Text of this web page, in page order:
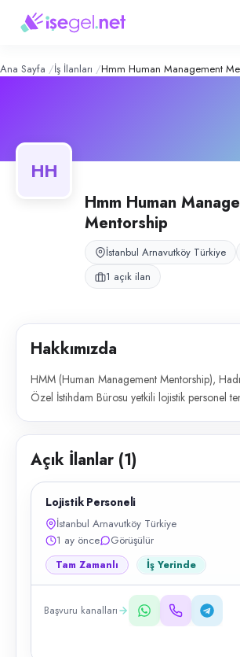
Human
Konum:
HMM (Human Management Mentorship),
Ana Sayfa İş İlanları Hmm Human Management
HH
Hmm Human
Mentorship
İstanbul Arnavutköy Türkiye
1 açık ilan
Hakkımızda
HMM (Human Management Mentorship),
Özel İstihdam Bürosu yetkili lojistik personel
Açık İlanlar (1)
Lojistik Personeli
İstanbul Arnavutköy Türkiye
1 ay önce
Görüşülür
Tam Zamanlı İş Yerinde
Başvuru kanalları